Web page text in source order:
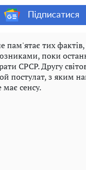
Підписатися
пам'ятає тих
поки
СРСР. Другу
постулат, з яким
має сенсу.